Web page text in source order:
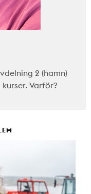
2 (hamn)
Varför?